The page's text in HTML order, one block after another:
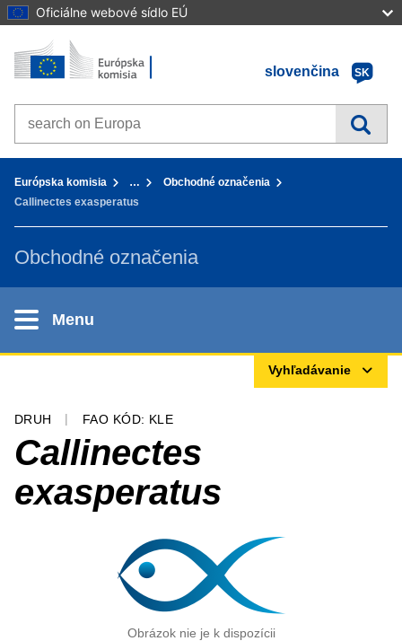
Oficiálne webové sídlo EÚ
Prejsť na obsah
Úvod - Európska komisia
slovenčina
SK
Search on Europa websites
Európska komisia …
Obchodné označenia
Callinectes exasperatus
Obchodné označenia
Menu
Vyhľadávanie
DRUH FAO KÓD: KLE
Callinectes
exasperatus
Obrázok nie je k dispozícii